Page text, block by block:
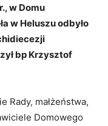
w Domu
w Heluszu odbyło
bp Krzysztof
Rady, małżeństwa,
Domowego